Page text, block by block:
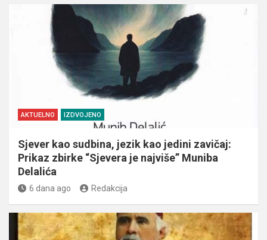
AKTUELNO IZDVOJENO
Sjever kao sudbina, jezik kao jedini zavičaj:
Prikaz zbirke “Sjevera je najviše” Muniba
Delalića
6 dana ago Redakcija